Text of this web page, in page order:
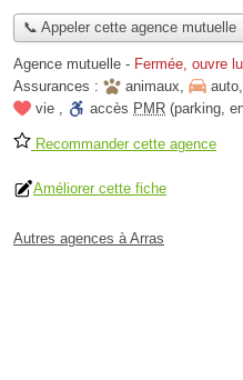
📞 Appeler cette agence mutuelle
Agence mutuelle - Fermée, ouvre
Assurances :
animaux, auto,
vie , accès PMR (parking,
Recommander cette agence
Améliorer cette fiche
Autres agences à Arras